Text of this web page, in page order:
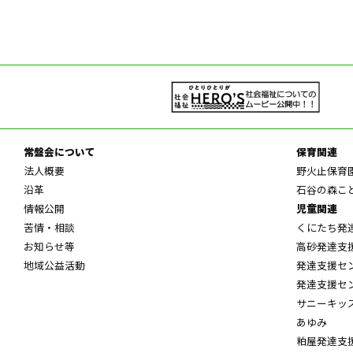
常盤会について
法人概要
沿革
情報公開
苦情・相談
お知らせ等
地域公益活動
保育関連
野火止保育
石谷の森こ
児童関連
くにたち発
高砂発達支
発達支援セ
発達支援セ
サニーキッ
あゆみ
粕屋発達支